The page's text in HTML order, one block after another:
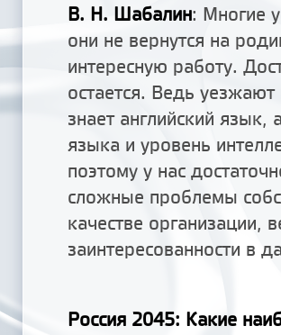
В. Н. Шабалин: Многие
они не вернутся на
интересную работу.
остается. Ведь
знает английский
языка и уровень
поэтому у нас
сложные проблемы
качестве организации,
заинтересованности в
Россия 2045: Какие